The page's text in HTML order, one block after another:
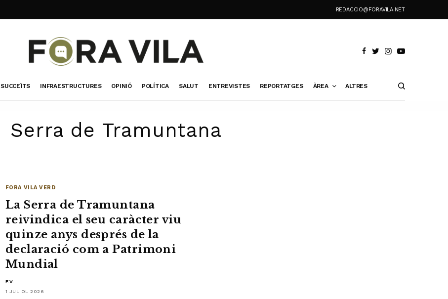
REDACCIO@FORAVILA.NET
SUCCEÏTS INFRAESTRUCTURES OPINIÓ POLÍTICA SALUT ENTREVISTES REPORTATGES ÀREA ALTRES
Serra de Tramuntana
FORA VILA VERD
La Serra de Tramuntana
reivindica el seu caràcter viu
quinze anys després de la
declaració com a Patrimoni
Mundial
F.V.
1 JULIOL 2026